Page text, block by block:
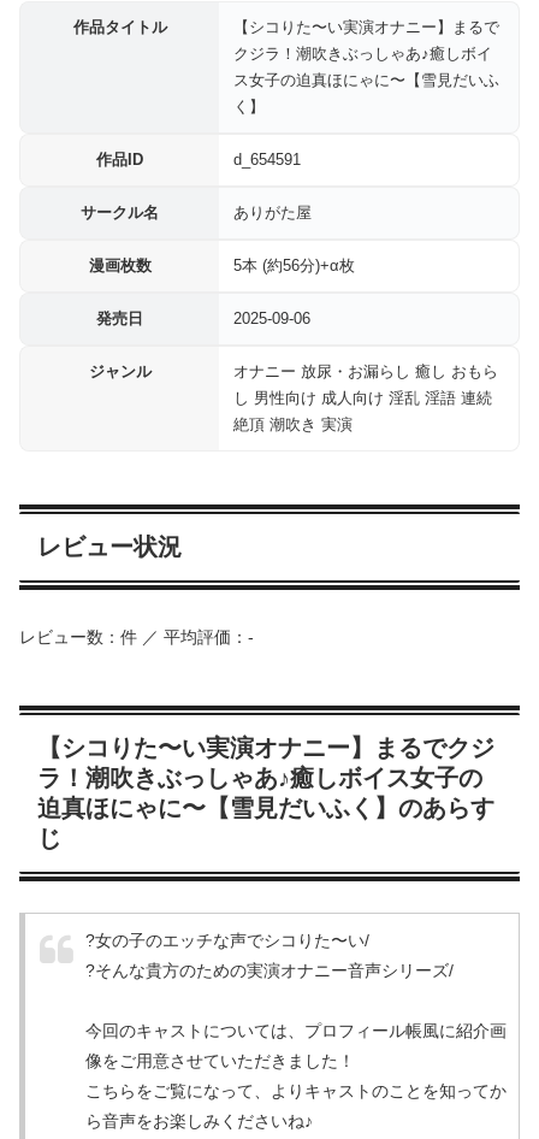
作品タイトル
【シコりた〜い実演オナニー】まるで
クジラ！潮吹きぶっしゃあ♪癒しボイ
ス女子の迫真ほにゃに〜【雪見だいふ
く】
作品ID d_654591
サークル名 ありがた屋
漫画枚数 5本 (約56分)+α枚
発売日 2025-09-06
ジャンル
オナニー 放尿・お漏らし 癒し おもら
し 男性向け 成人向け 淫乱 淫語 連続
絶頂 潮吹き 実演
レビュー状況
レビュー数：件 ／ 平均評価：-
【シコりた〜い実演オナニー】まるでクジ
ラ！潮吹きぶっしゃあ♪癒しボイス女子の
迫真ほにゃに〜【雪見だいふく】のあらす
じ
?女の子のエッチな声でシコりた〜い/
?そんな貴方のための実演オナニー音声シリーズ/
今回のキャストについては、プロフィール帳風に紹介画
像をご用意させていただきました！
こちらをご覧になって、よりキャストのことを知ってか
ら音声をお楽しみくださいね♪